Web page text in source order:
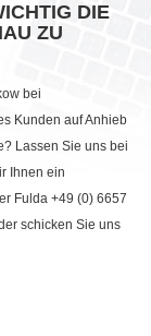
DIE
ZU
bei
Kunden auf Anhieb
Lassen Sie uns bei
Ihnen ein
Fulda +49 (0) 6657
schicken Sie uns